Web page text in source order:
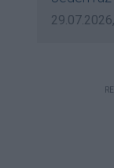
bo to
go
Data